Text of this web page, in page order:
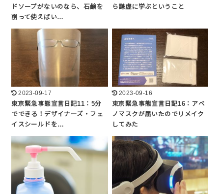
ドソープがないのなら、石鹸を
削って使えばい…
ら謙虚に学ぶということ
2023-09-17
東京緊急事態宣言日記11：5分
でできる！デザイナーズ・フェ
イスシールドを…
2023-09-16
東京緊急事態宣言日記16：アベ
ノマスクが届いたのでリメイク
してみた